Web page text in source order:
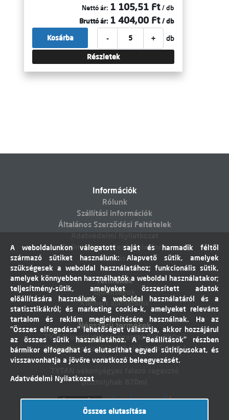
Nettó ár: 1 105,51 Ft / db
Bruttó ár: 1 404,00 Ft / db
- + db
Kosárba
Részletek
Információk
Rólunk
Szállítási információk
Általános Szerződési Feltételek
Online vitarendezési platform
Elállás
Termékek
Újdonságok
Kiemelt ajánlataink
Népszerű termékek
TYTAN vegyi dübel ragasztó EVI. 300ml
Molnárkocsi kerékhez belső gumi 4,10 /
3,50-4"
pisztolyhab 870ml
A weboldalunkon válogatott saját és harmadik féltől
származó sütiket használunk: Alapvető sütik, amelyek
szükségesek a weboldal használatához; funkcionális sütik,
amelyek könnyebben használhatók a weboldal használatakor;
teljesítmény-sütik, amelyeket összesített adatok
előállítására használunk a weboldal használatáról és a
statisztikákról; és marketing cookie-k, amelyeket releváns
tartalom és reklám megjelenítésére használnak. Ha az
"Összes elfogadása" lehetőséget választja, akkor hozzájárul
az összes sütik használatához. A "Beállítások" részben
bármikor elfogadhat és elutasíthat egyedi sütitípusokat, és
visszavonhatja a jövőre vonatkozó beleegyezését.
Adatvédelmi Nyilatkozat
Összes elutasítása